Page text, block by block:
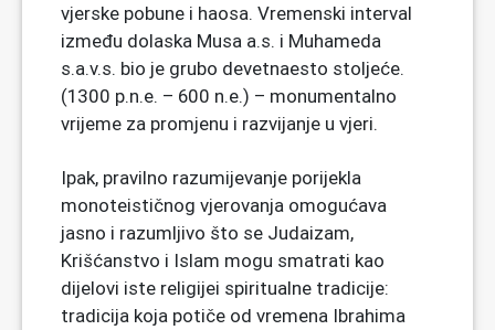
vjerske pobune i haosa. Vremenski interval
između dolaska Musa a.s. i Muhameda
s.a.v.s. bio je grubo devetnaesto stoljeće.
(1300 p.n.e. – 600 n.e.) – monumentalno
vrijeme za promjenu i razvijanje u vjeri.
Ipak, pravilno razumijevanje porijekla
monoteističnog vjerovanja omogućava
jasno i razumljivo što se Judaizam,
Krišćanstvo i Islam mogu smatrati kao
dijelovi iste religijei spiritualne tradicije:
tradicija koja potiče od vremena Ibrahima